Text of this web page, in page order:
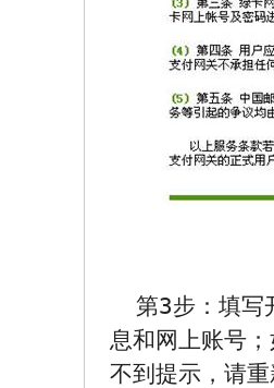
第3步：填写
息和网上账号
不到提示，请